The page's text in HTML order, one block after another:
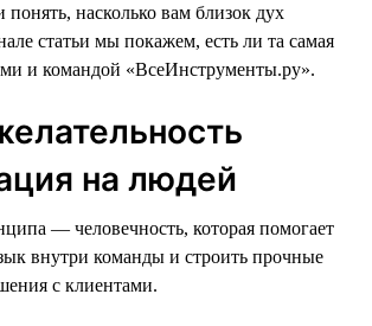
понять, насколько вам близок дух
статьи мы покажем, есть ли та самая
и командой «ВсеИнструменты.ру».
на людей
— человечность, которая помогает
внутри команды и строить прочные
с клиентами.